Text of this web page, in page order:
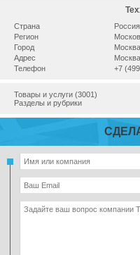
Страна
Россия
Регион
Город
Москва
Адрес
Телефон
+7
Товары и услуги (3001)
Разделы и рубрики